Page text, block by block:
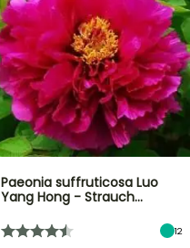
Paeonia suffruticosa Luo
Yang Hong - Strauch…
12